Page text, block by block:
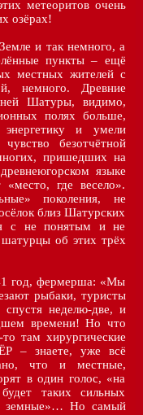
метеоритов очень
озёрах!
и так немного, а
пункты – ещё
местных жителей с
немного. Древние
Шатуры, видимо,
полях больше,
и умели
безотчётной
пришедших на
языке
где весело».
поколения, не
близ Шатурских
с не понятым и не
об этих трёх
фермерша: «Мы
рыбаки, туристы
неделю-две, и
времени! Но что
там хирургические
– знаете, уже всё
что и местные,
в один голос, «на
таких сильных
земные»… Но самый